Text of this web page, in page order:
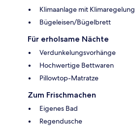
Klimaanlage mit Klimaregelung
Bügeleisen/Bügelbrett
Für erholsame Nächte
Verdunkelungsvorhänge
Hochwertige Bettwaren
Pillowtop-Matratze
Zum Frischmachen
Eigenes Bad
Regendusche